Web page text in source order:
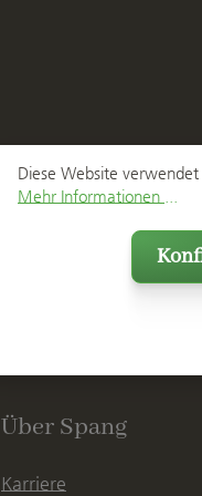
Über Spang
Karriere
Diese Website
Mehr Informationen ...